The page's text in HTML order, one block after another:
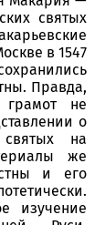
святых
в 1547
Правда,
грамот не
о
святых на
же
и его
изучение